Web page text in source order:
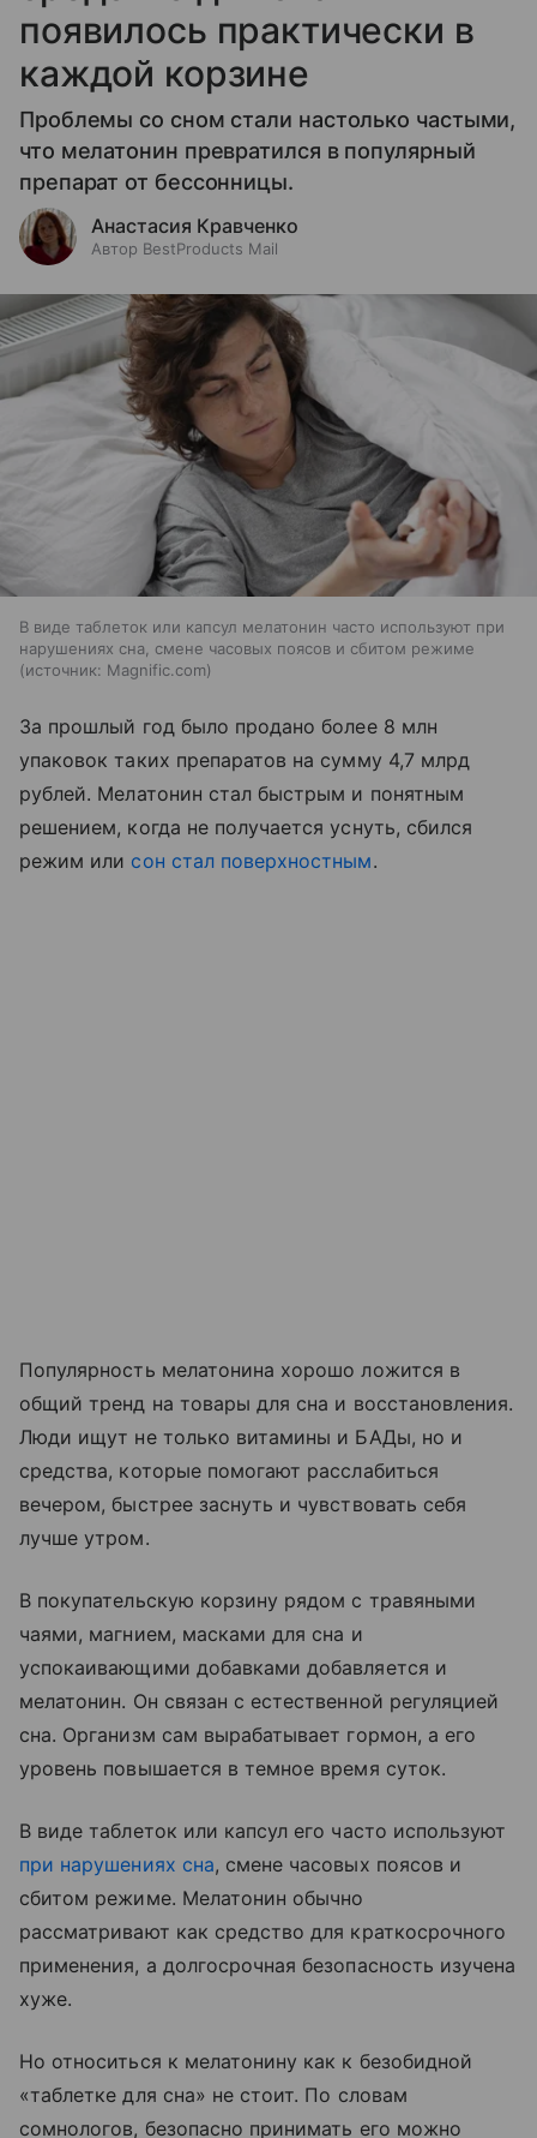
появилось практически в
каждой корзине
Проблемы со сном стали настолько частыми,
что мелатонин превратился в популярный
препарат от бессонницы.
Анастасия Кравченко
Автор BestProducts Mail
В виде таблеток или капсул мелатонин часто используют при
нарушениях сна, смене часовых поясов и сбитом режиме
источник: Magnific.com
За прошлый год было продано более 8 млн
упаковок таких препаратов на сумму 4,7 млрд
рублей. Мелатонин стал быстрым и понятным
решением, когда не получается уснуть, сбился
режим или сон стал поверхностным.
Популярность мелатонина хорошо ложится в
общий тренд на товары для сна и восстановления.
Люди ищут не только витамины и БАДы, но и
средства, которые помогают расслабиться
вечером, быстрее заснуть и чувствовать себя
лучше утром.
В покупательскую корзину рядом с травяными
чаями, магнием, масками для сна и
успокаивающими добавками добавляется и
мелатонин. Он связан с естественной регуляцией
сна. Организм сам вырабатывает гормон, а его
уровень повышается в темное время суток.
В виде таблеток или капсул его часто используют
при нарушениях сна, смене часовых поясов и
сбитом режиме. Мелатонин обычно
рассматривают как средство для краткосрочного
применения, а долгосрочная безопасность изучена
хуже.
Но относиться к мелатонину как к безобидной
«таблетке для сна» не стоит. По словам
сомнологов, безопасно принимать его можно